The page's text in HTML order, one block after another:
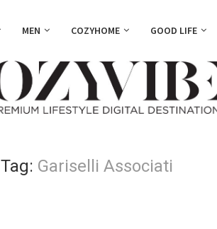
MEN COZYHOME GOOD LIFE
Tag: Gariselli Associati